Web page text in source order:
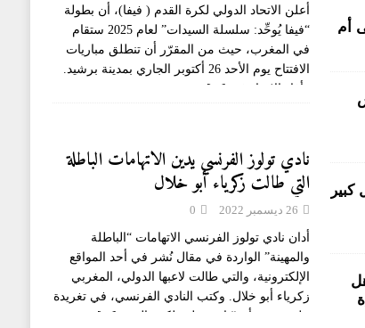
أم
أعلن الاتحاد الدولي لكرة القدم ( فيفا)، أن بطولة
“فيفا يُوحِّد: سلسلة السيدات” لعام 2025 ستقام
في المغرب، حيث من المقرّر أن تنطلق مباريات
الافتتاح يوم الأحد 26 أكتوبر الجاري بمدينة برشيد.
وأفاد الاتحاد في [...]
نادي تولوز الفرنسي يدين الاتهامات الباطلة
التي طالت زكرياء أبو خلال
26 ديسمبر 2022 0
أدان نادي تولوز الفرنسي الاتهامات “الباطلة
والمهينة” الواردة في مقال نُشر في أحد المواقع
الإلكترونية، والتي طالت لاعبها الدولي، المغربي
زكرياء أبو خلال. وكتب النادي الفرنسي، في تغريدة
على تويتر، أن “نادي تولوز لكرة القدم [...]